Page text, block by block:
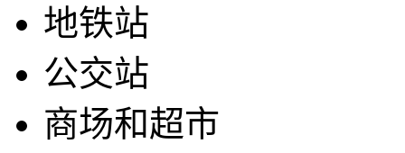
地铁站
公交站
商场和超市